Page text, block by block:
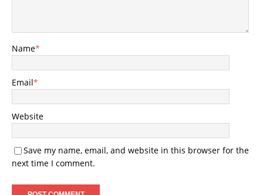
Name*
Email*
Website
Save my name, email, and website in this browser for the
next time I comment.